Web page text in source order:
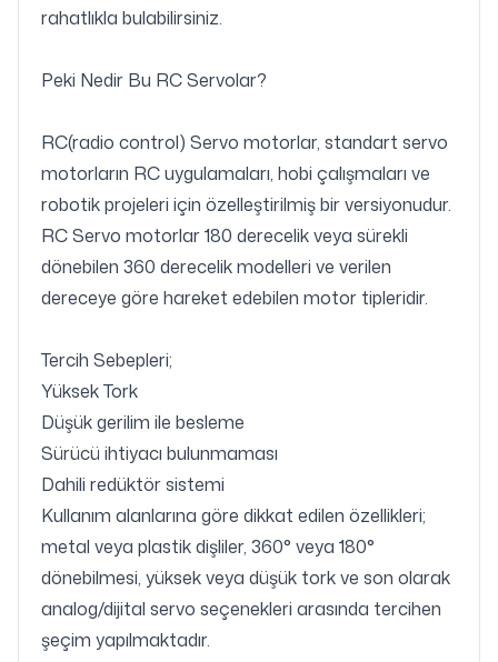
rahatlıkla bulabilirsiniz.
Peki Nedir Bu RC Servolar?
RC(radio control) Servo motorlar, standart servo
motorların RC uygulamaları, hobi çalışmaları ve
robotik projeleri için özelleştirilmiş bir versiyonudur.
RC Servo motorlar 180 derecelik veya sürekli
dönebilen 360 derecelik modelleri ve verilen
dereceye göre hareket edebilen motor tipleridir.
Tercih Sebepleri;
Yüksek Tork
Düşük gerilim ile besleme
Sürücü ihtiyacı bulunmaması
Dahili redüktör sistemi
Kullanım alanlarına göre dikkat edilen özellikleri;
metal veya plastik dişliler, 360° veya 180°
dönebilmesi, yüksek veya düşük tork ve son olarak
analog/dijital servo seçenekleri arasında tercihen
şeçim yapılmaktadır.